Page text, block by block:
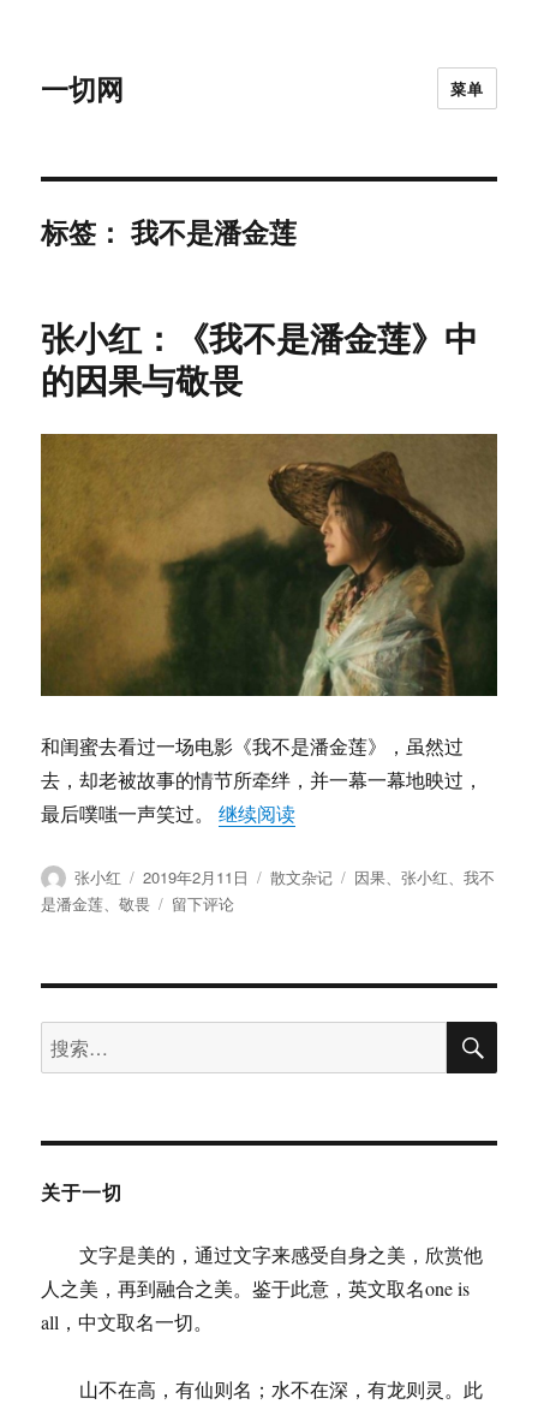
一切网 菜单
标签：我不是潘金莲
张小红：《我不是潘金莲》中
的因果与敬畏
和闺蜜去看过一场电影《我不是潘金莲》，虽然过
去，却老被故事的情节所牵绊，并一幕一幕地映过，
最后噗嗤一声笑过。继续阅读“张小红：《我不是潘金莲
作
者
张小红
发
布
2019年2月11日
分
散文杂记
标
因果、张小红、我不
是潘金莲、敬畏
于
红：
不
潘
与
敬
畏
留下评论
搜
索：
搜
关于一切
文字是美的，通过文字来感受自身之美，欣赏他
人之美，再到融合之美。鉴于此意，英文取名one is
all，中文取名一切。
山不在高，有仙则名；水不在深，有龙则灵。此